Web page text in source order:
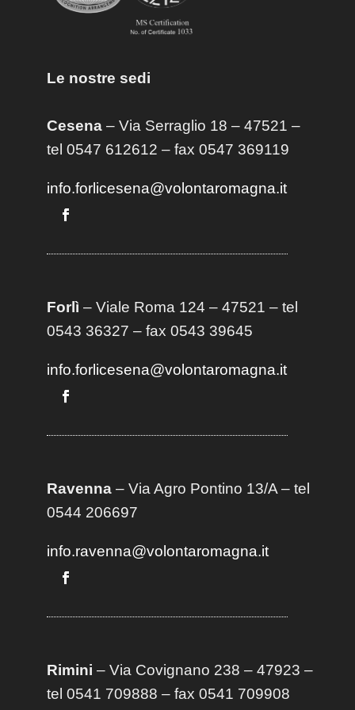
Le nostre sedi
Cesena– Via Serraglio 18 – 47521 –
tel 0547 612612 – fax 0547 369119
info.forlicesena@volontaromagna.it
Forlì – Viale Roma 124 – 47521 – tel
0543 36327 – fax 0543 39645
info.forlicesena@volontaromagna.it
Ravenna– Via Agro Pontino 13/A– tel
0544 206697
info.ravenna@volontaromagna.it
Rimini – Via Covignano 238 – 47923 –
tel 0541 709888 – fax 0541 709908